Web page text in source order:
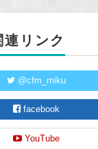
リンク
@cfm_miku
facebook
YouTube